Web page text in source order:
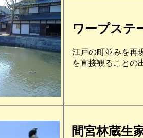
間宮林蔵生
ワープステ
江戸の町並みを再
を直接観ることの